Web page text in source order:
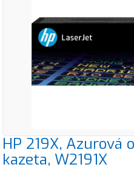
HP 219X, Azurová
kazeta, W2191X